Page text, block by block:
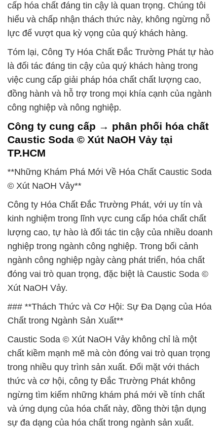
cấp hóa chất đáng tin cậy là quan trọng. Chúng tôi
hiểu và chấp nhận thách thức này, không ngừng nỗ
lực để vượt qua kỳ vọng của quý khách hàng.
Tóm lại, Công Ty Hóa Chất Đắc Trường Phát tự hào
là đối tác đáng tin cậy của quý khách hàng trong
việc cung cấp giải pháp hóa chất chất lượng cao,
đồng hành và hỗ trợ trong mọi khía cạnh của ngành
công nghiệp và nông nghiệp.
Công ty cung cấp → phân phối hóa chất
Caustic Soda © Xút NaOH Vảy tại
TP.HCM
**Những Khám Phá Mới Về Hóa Chất Caustic Soda
© Xút NaOH Vảy**
Công ty Hóa Chất Đắc Trường Phát, với uy tín và
kinh nghiệm trong lĩnh vực cung cấp hóa chất chất
lượng cao, tự hào là đối tác tin cậy của nhiều doanh
nghiệp trong ngành công nghiệp. Trong bối cảnh
ngành công nghiệp ngày càng phát triển, hóa chất
đóng vai trò quan trọng, đặc biệt là Caustic Soda ©
Xút NaOH Vảy.
### **Thách Thức và Cơ Hội: Sự Đa Dạng của Hóa
Chất trong Ngành Sản Xuất**
Caustic Soda © Xút NaOH Vảy không chỉ là một
chất kiềm mạnh mẽ mà còn đóng vai trò quan trọng
trong nhiều quy trình sản xuất. Đối mặt với thách
thức và cơ hội, công ty Đắc Trường Phát không
ngừng tìm kiếm những khám phá mới về tính chất
và ứng dụng của hóa chất này, đồng thời tận dụng
sự đa dạng của hóa chất trong ngành sản xuất.